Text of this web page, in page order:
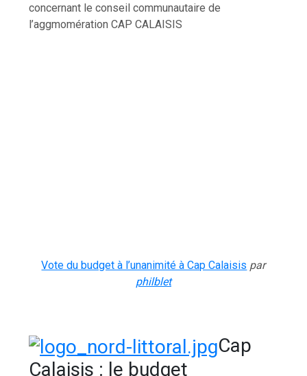
concernant le conseil communautaire de
l’aggmomération CAP CALAISIS
Vote du budget à l’unanimité à Cap Calaisis par
philblet
Cap
Calaisis : le budget